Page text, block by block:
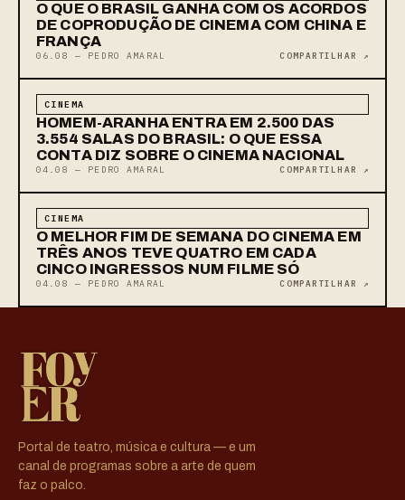
O QUE O BRASIL GANHA COM OS ACORDOS
DE COPRODUÇÃO DE CINEMA COM CHINA E
FRANÇA
06.08 — PEDRO AMARAL COMPARTILHAR ↗
CINEMA
HOMEM-ARANHA ENTRA EM 2.500 DAS
3.554 SALAS DO BRASIL: O QUE ESSA
CONTA DIZ SOBRE O CINEMA NACIONAL
04.08 — PEDRO AMARAL COMPARTILHAR ↗
CINEMA
O MELHOR FIM DE SEMANA DO CINEMA EM
TRÊS ANOS TEVE QUATRO EM CADA
CINCO INGRESSOS NUM FILME SÓ
04.08 — PEDRO AMARAL COMPARTILHAR ↗
Portal de teatro, música e cultura — e um
canal de programas sobre a arte de quem
faz o palco.